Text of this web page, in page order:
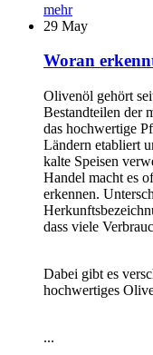
mehr
29 May
Woran
Olivenöl gehört
Bestandteilen der
das hochwertige
Ländern etabliert
kalte Speisen
Handel macht es
erkennen.
dass viele
Dabei gibt es
hochwertiges
...